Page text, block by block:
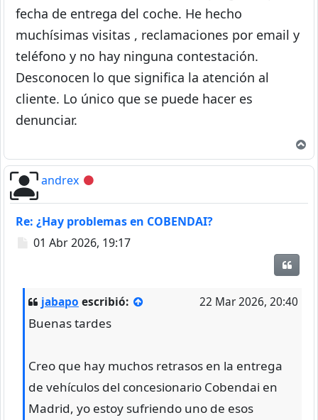
fecha de entrega del coche. He hecho
muchísimas visitas , reclamaciones por email y
teléfono y no hay ninguna contestación.
Desconocen lo que significa la atención al
cliente. Lo único que se puede hacer es
denunciar.
andrex Desconectado
Re: ¿Hay problemas en COBENDAI?
Mensaje
01 Abr 2026, 19:17
jabapo escribió: 22 Mar 2026, 20:40
Buenas tardes
Creo que hay muchos retrasos en la entrega
de vehículos del concesionario Cobendai en
Madrid, yo estoy sufriendo uno de esos